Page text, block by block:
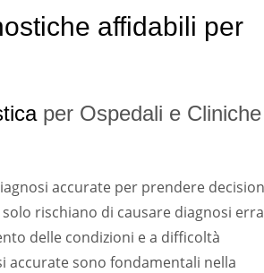
affidabili per
per Ospedali e Cliniche
accurate per prendere
rischiano di causare diagnosi
delle condizioni e a difficoltà
accurate sono fondamentali nella